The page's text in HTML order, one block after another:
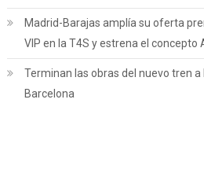
Madrid-Barajas amplía su oferta
VIP en la T4S y estrena el concepto
Terminan las obras del nuevo tren
Barcelona